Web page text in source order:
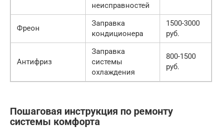
неисправностей
Фреон
Заправка
кондиционера
1500-3000
руб.
Антифриз
Заправка
системы
охлаждения
800-1500
руб.
Пошаговая инструкция по ремонту
системы комфорта